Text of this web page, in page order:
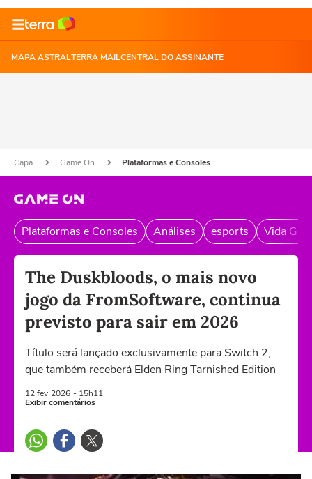
MAPA ASTRALTERRA MAILCENTRAL DO ASSINANTE
Capa Game On Plataformas e Consoles
Plataformas e Consoles Análises esports Vida
The Duskbloods, o mais novo
jogo da FromSoftware, continua
previsto para sair em 2026
Título será lançado exclusivamente para Switch 2,
que também receberá Elden Ring Tarnished Edition
12 fev 2026 - 15h11
Exibir comentários